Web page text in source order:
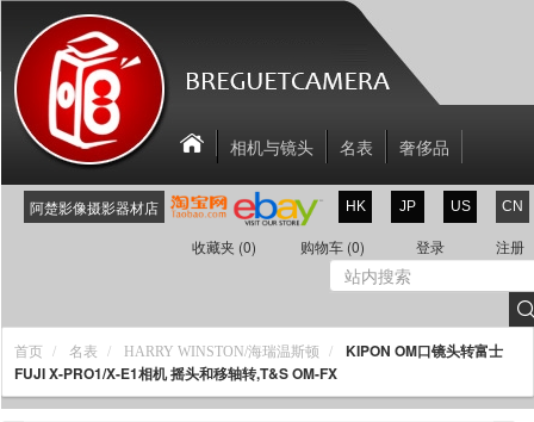
CN
US
JP
HK
阿楚影像摄影器材店
注册
登录
购物车 (0)
收藏夹 (0)
相机与镜头 名表
奢侈品
相机配件
关于我们
联系我们
新商品
折扣区
首页 名表 HARRY WINSTON/海瑞温斯顿
KIPON OM口镜头转富士
FUJI X-PRO1/X-E1相机 摇头和移轴转,T&S OM-FX